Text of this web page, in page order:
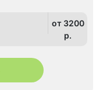
от 3200
p.